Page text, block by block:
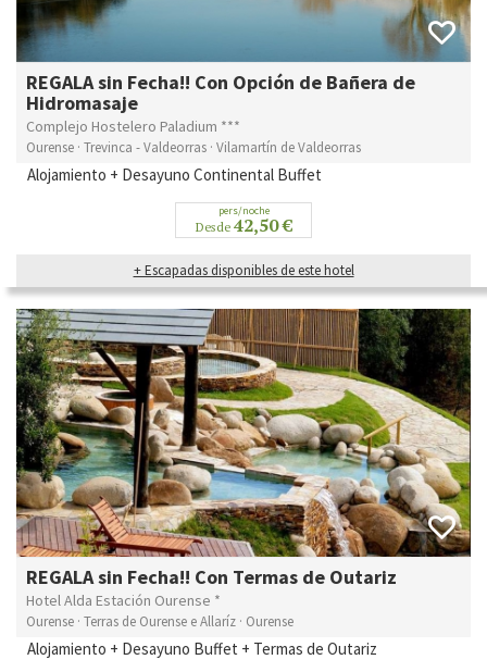
REGALA sin Fecha!! Con Opción de Bañera de
Hidromasaje
Complejo Hostelero Paladium ***
Ourense · Trevinca - Valdeorras · Vilamartín de Valdeorras
Alojamiento + Desayuno Continental Buffet
pers/noche
Desde 42,50 €
+ Escapadas disponibles de este hotel
REGALA sin Fecha!! Con Termas de Outariz
Hotel Alda Estación Ourense *
Ourense · Terras de Ourense e Allaríz · Ourense
Alojamiento + Desayuno Buffet + Termas de Outariz